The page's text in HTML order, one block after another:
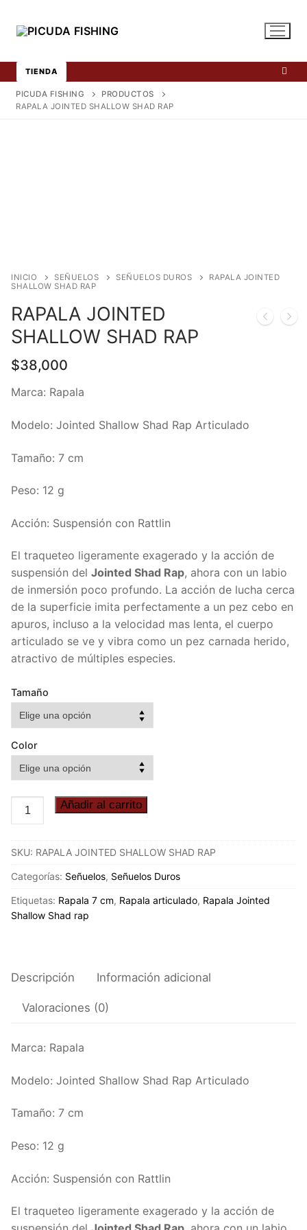
TIENDA
PICUDA FISHING
PRODUCTOS
RAPALA JOINTED SHALLOW SHAD RAP
INICIO SEÑUELOS SEÑUELOS DUROS
RAPALA JOINTED
SHALLOW SHAD RAP
RAPALA JOINTED
SHALLOW SHAD RAP
$38,000
Marca: Rapala
Modelo: Jointed Shallow Shad Rap Articulado
Tamaño: 7 cm
Peso: 12 g
Acción: Suspensión con Rattlin
El traqueteo ligeramente exagerado y la acción de
suspensión del Jointed Shad Rap, ahora con un labio
de inmersión poco profundo. La acción de lucha cerca
de la superficie imita perfectamente a un pez cebo en
apuros, incluso a la velocidad mas lenta, el cuerpo
articulado se ve y vibra como un pez carnada herido,
atractivo de múltiples especies.
Tamaño
Color
RAPALA
JOINTED
SHAD
RAP
Añadir al carrito
SKU: RAPALA JOINTED SHALLOW SHAD RAP
Categorías: Señuelos, Señuelos Duros
Etiquetas: Rapala 7 cm, Rapala articulado, Rapala Jointed
Shallow Shad rap
Descripción Información adicional
Valoraciones (0)
Marca: Rapala
Modelo: Jointed Shallow Shad Rap Articulado
Tamaño: 7 cm
Peso: 12 g
Acción: Suspensión con Rattlin
El traqueteo ligeramente exagerado y la acción de